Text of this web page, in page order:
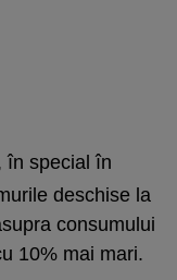
în special în
deschise la
consumului
10% mai mari.